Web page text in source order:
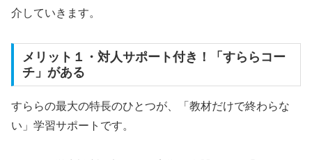
介していきます。
メリット１・対人サポート付き！「すららコー
チ」がある
すららの最大の特長のひとつが、「教材だけで終わらな
い」学習サポートです。